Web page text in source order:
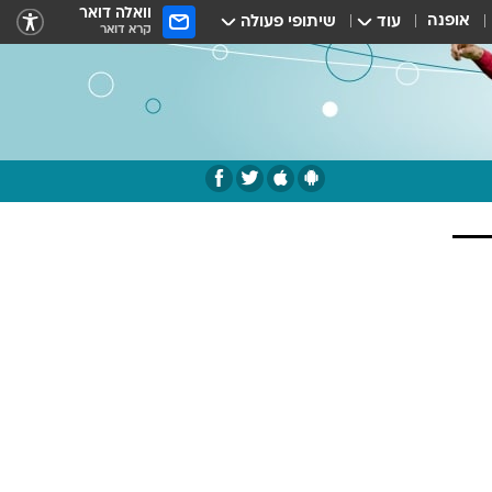
אופנה עוד שיתופי פעולה וואלה דואר
קרא דואר